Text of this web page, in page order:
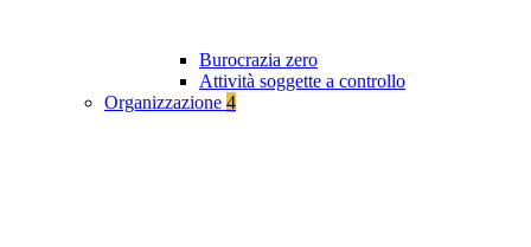
Burocrazia zero
Attività soggette a controllo
Organizzazione 4